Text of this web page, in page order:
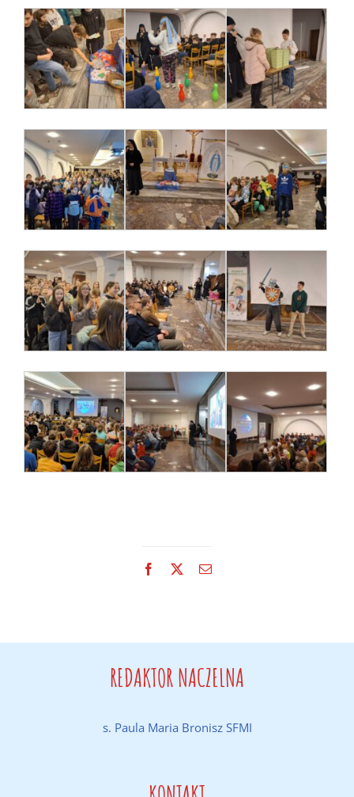
Facebook Email
REDAKTOR NACZELNA
s. Paula Maria Bronisz SFMI